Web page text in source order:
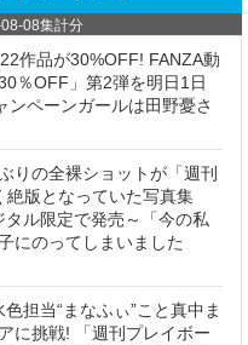
08集計分
作品が30%OFF! FANZA動
％OFF」第2弾を明日1日
ンペーンガールは田野憂さ
りの全裸ショットが「週刊
絶版となっていた写真集
タル限定で発売～「今の私
にのってしまいました
担当“まなふぃ”こと真中ま
に挑戦! 「週刊プレイボー